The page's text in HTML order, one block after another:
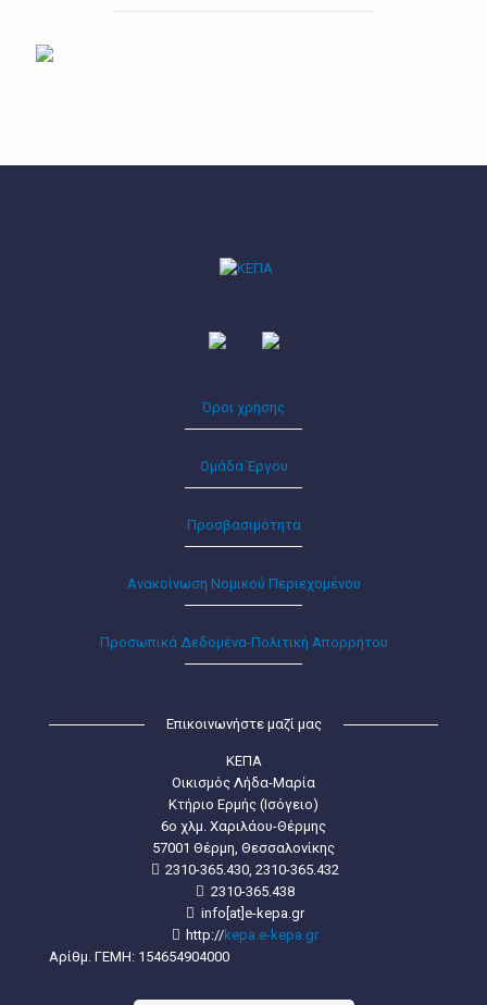
Όροι χρήσης
Ομάδα Έργου
Προσβασιμότητα
Ανακοίνωση Νομικού Περιεχομένου
Προσωπικά Δεδομένα-Πολιτική Απορρήτου
Επικοινωνήστε μαζί μας
ΚΕΠΑ
Οικισμός Λήδα-Μαρία
Κτήριο Ερμής (Ισόγειο)
6ο χλμ. Χαριλάου-Θέρμης
57001 Θέρμη, Θεσσαλονίκης
2310-365.430, 2310-365.432
2310-365.438
info[at]e-kepa.gr
http://kepa.e-kepa.gr
Αρίθμ. ΓΕΜΗ: 154654904000